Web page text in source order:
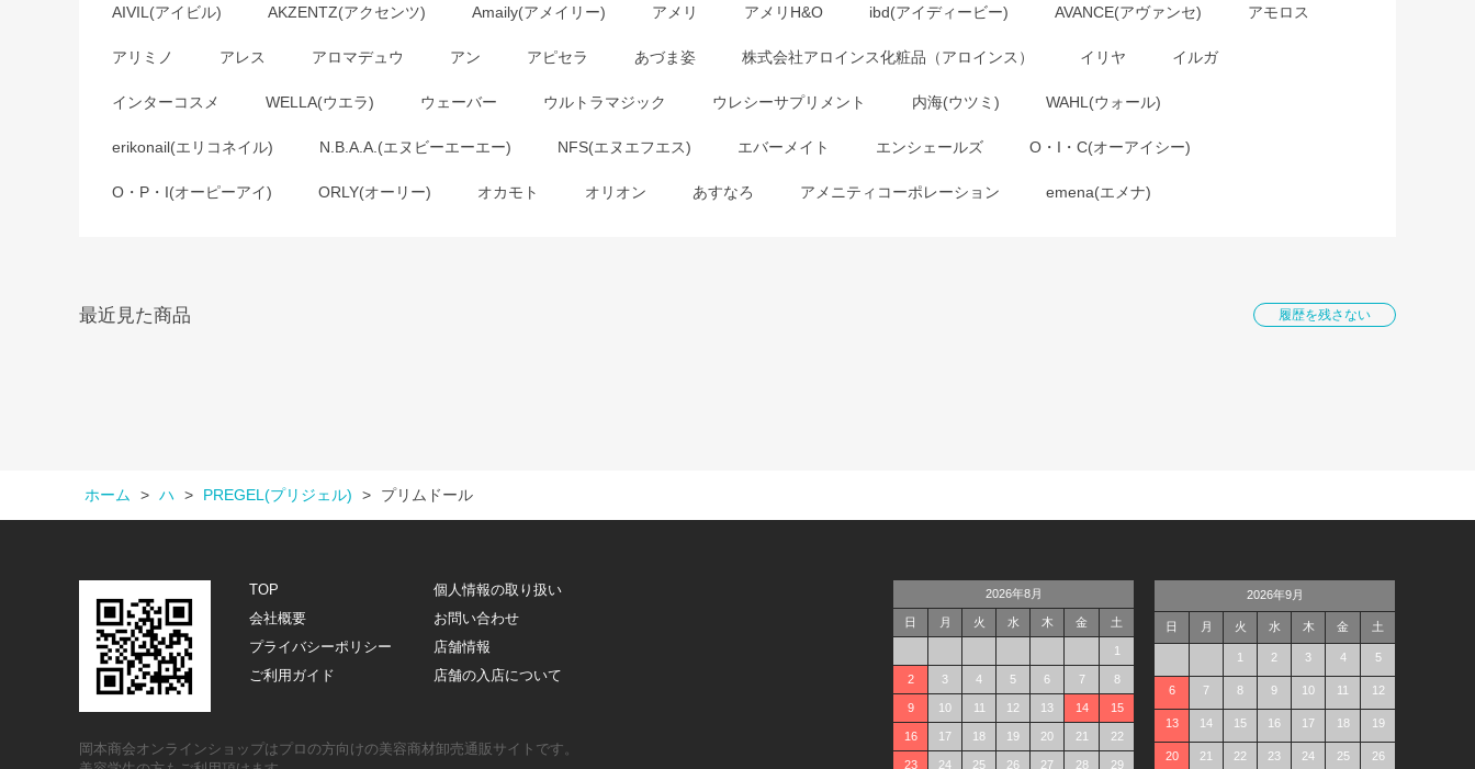
AIVIL(アイビル) AKZENTZ(アクセンツ) Amaily(アメイリー) アメリ アメリH&O ibd(アイディービー) AVANCE(アヴァンセ) アモロス
アリミノ アレス アロマデュウ アン アピセラ あづま姿 株式会社アロインス化粧品（アロインス） イリヤ イルガ
インターコスメ WELLA(ウエラ) ウェーバー ウルトラマジック ウレシーサプリメント 内海(ウツミ) WAHL(ウォール)
erikonail(エリコネイル) N.B.A.A.(エヌビーエーエー) NFS(エヌエフエス) エバーメイト エンシェールズ O・I・C(オーアイシー)
O・P・I(オーピーアイ) ORLY(オーリー) オカモト オリオン あすなろ アメニティコーポレーション emena(エメナ)
最近見た商品 履歴を残さない
ホーム > ハ > PREGEL(プリジェル) > プリムドール
TOP
個人情報の取り扱い
会社概要
お問い合わせ
プライバシーポリシー
店舗情報
ご利用ガイド
店舗の入店について
岡本商会オンラインショップはプロの方向けの美容商材卸売通販サイトです。
2026年8月
日 月 火 水 木 金 土
1
2 3 4 5 6 7 8
9 10 11 12 13 14 15
16 17 18 19 20 21 22
23 24 25 26 27 28 29
2026年9月
日 月 火 水 木 金 土
1 2 3 4 5
6 7 8 9 10 11 12
13 14 15 16 17 18 19
20 21 22 23 24 25 26